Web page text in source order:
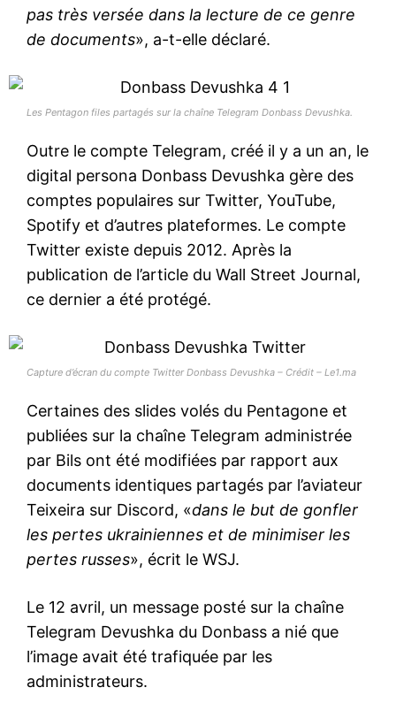
pas très versée dans la lecture de ce genre
de documents», a-t-elle déclaré.
Les Pentagon files partagés sur la chaîne Telegram Donbass Devushka.
Outre le compte Telegram, créé il y a un an, le
digital persona Donbass Devushka gère des
comptes populaires sur Twitter, YouTube,
Spotify et d’autres plateformes. Le compte
Twitter existe depuis 2012. Après la
publication de l’article du Wall Street Journal,
ce dernier a été protégé.
Capture d’écran du compte Twitter Donbass Devushka – Crédit – Le1.ma
Certaines des slides volés du Pentagone et
publiées sur la chaîne Telegram administrée
par Bils ont été modifiées par rapport aux
documents identiques partagés par l’aviateur
Teixeira sur Discord, «dans le but de gonfler
les pertes ukrainiennes et de minimiser les
pertes russes», écrit le WSJ.
Le 12 avril, un message posté sur la chaîne
Telegram Devushka du Donbass a nié que
l’image avait été trafiquée par les
administrateurs.